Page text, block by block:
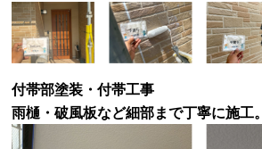
付帯部塗装・付帯工事
雨樋・破風板など細部まで丁寧に施工。